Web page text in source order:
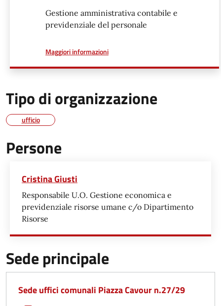
Gestione amministrativa contabile e
previdenziale del personale
Maggiori informazionia proposito di
Tipo di organizzazione
ufficio
Persone
Cristina Giusti
Responsabile U.O. Gestione economica e
previdenziale risorse umane c/o Dipartimento
Risorse
Sede principale
Sede uffici comunali Piazza Cavour n.27/29